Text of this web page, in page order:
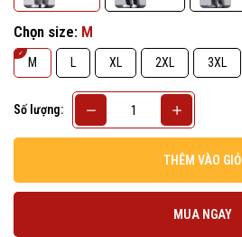
Chọn size: M
M L XL 2XL 3XL
Số lượng:
THÊM VÀO GIỎ
MUA NGAY